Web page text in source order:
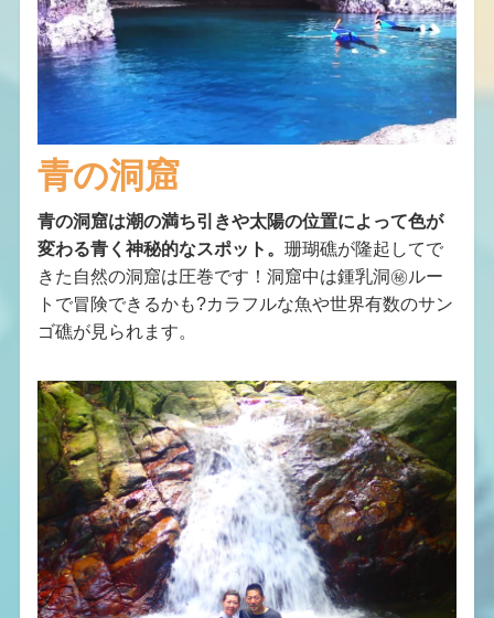
青の洞窟
青の洞窟は潮の満ち引きや太陽の位置によって色が
変わる青く神秘的なスポット。珊瑚礁が隆起してで
きた自然の洞窟は圧巻です！洞窟中は鍾乳洞㊙ルー
トで冒険できるかも?カラフルな魚や世界有数のサン
ゴ礁が見られます。